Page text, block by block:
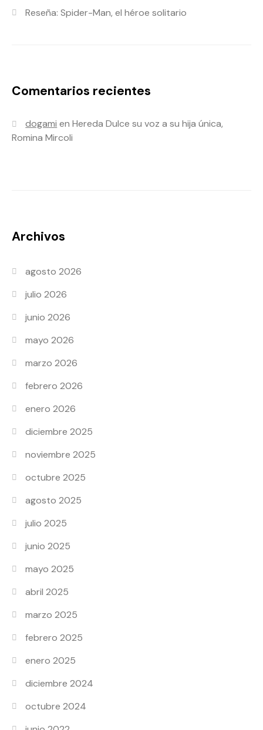
Reseña: Spider-Man, el héroe solitario
Comentarios recientes
dogami enHereda Dulce su voz a su hija única,
Romina Mircoli
Archivos
agosto 2026
julio 2026
junio 2026
mayo 2026
marzo 2026
febrero 2026
enero 2026
diciembre 2025
noviembre 2025
octubre 2025
agosto 2025
julio 2025
junio 2025
mayo 2025
abril 2025
marzo 2025
febrero 2025
enero 2025
diciembre 2024
octubre 2024